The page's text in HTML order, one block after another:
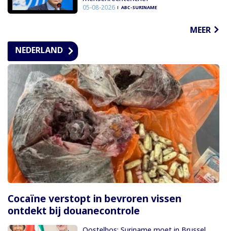
05-08-2026 ABC-SURINAME
MEER
NEDERLAND
Cocaïne verstopt in bevroren vissen
ontdekt bij douanecontrole